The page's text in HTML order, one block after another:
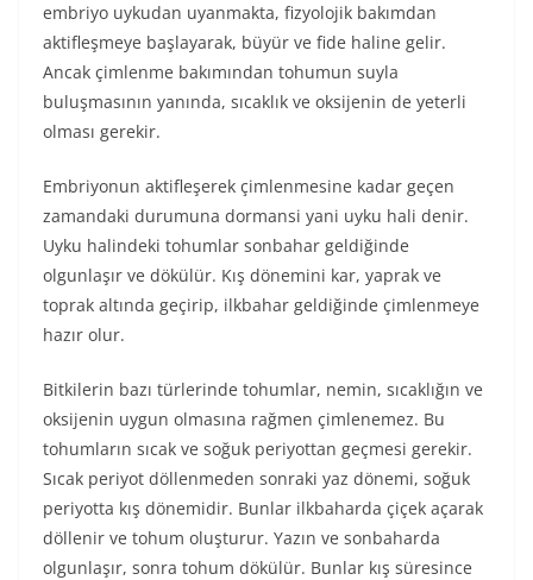
embriyo uykudan uyanmakta, fizyolojik bakımdan
aktifleşmeye başlayarak, büyür ve fide haline gelir.
Ancak çimlenme bakımından tohumun suyla
buluşmasının yanında, sıcaklık ve oksijenin de yeterli
olması gerekir.
Embriyonun aktifleşerek çimlenmesine kadar geçen
zamandaki durumuna dormansi yani uyku hali denir.
Uyku halindeki tohumlar sonbahar geldiğinde
olgunlaşır ve dökülür. Kış dönemini kar, yaprak ve
toprak altında geçirip, ilkbahar geldiğinde çimlenmeye
hazır olur.
Bitkilerin bazı türlerinde tohumlar, nemin, sıcaklığın ve
oksijenin uygun olmasına rağmen çimlenemez. Bu
tohumların sıcak ve soğuk periyottan geçmesi gerekir.
Sıcak periyot döllenmeden sonraki yaz dönemi, soğuk
periyotta kış dönemidir. Bunlar ilkbaharda çiçek açarak
döllenir ve tohum oluşturur. Yazın ve sonbaharda
olgunlaşır, sonra tohum dökülür. Bunlar kış süresince